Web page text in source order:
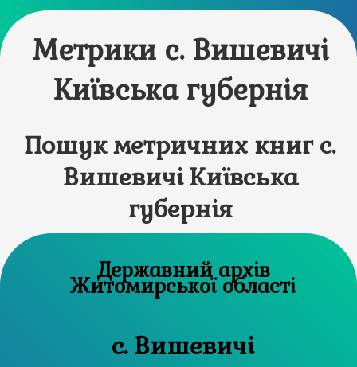
Метрики с. Вишевичі
Київська губернія
Пошук метричних книг с.
Вишевичі Київська
губернія
Державний архів
Житомирської області
с. Вишевичі